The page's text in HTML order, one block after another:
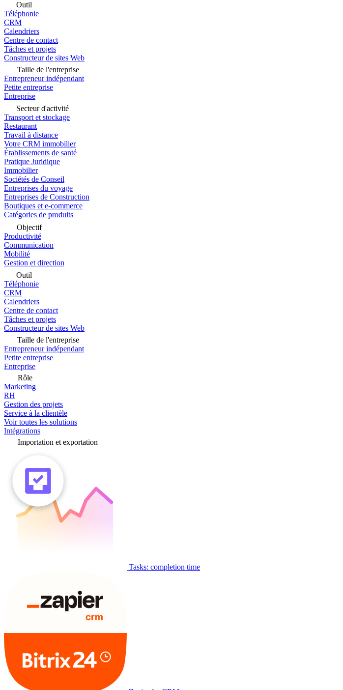
Outil
Téléphonie
CRM
Calendriers
Centre de contact
Tâches et projets
Constructeur de sites Web
Taille de l'entreprise
Entrepreneur indépendant
Petite entreprise
Entreprise
Secteur d'activité
Transport et stockage
Restaurant
Travail à distance
Votre CRM immobilier
Établissements de santé
Pratique Juridique
Immobilier
Sociétés de Conseil
Entreprises du voyage
Entreprises de Construction
Boutiques et e-commerce
Catégories de produits
Objectif
Productivité
Communication
Mobilité
Gestion et direction
Outil
Téléphonie
CRM
Calendriers
Centre de contact
Tâches et projets
Constructeur de sites Web
Taille de l'entreprise
Entrepreneur indépendant
Petite entreprise
Entreprise
Rôle
Marketing
RH
Gestion des projets
Service à la clientèle
Voir toutes les solutions
Intégrations
Importation et exportation
Tasks: completion time